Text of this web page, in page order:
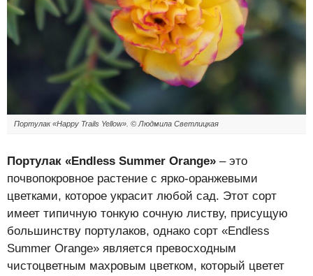
Портулак «Happy Trails Yellow». © Людмила Светлицкая
Портулак «Endless Summer Orange» – это
почвопокровное растение с ярко-оранжевыми
цветками, которое украсит любой сад. Этот сорт
имеет типичную тонкую сочную листву, присущую
большинству портулаков, однако сорт «Endless
Summer Orange» является превосходным
чистоцветным махровым цветком, который цветет